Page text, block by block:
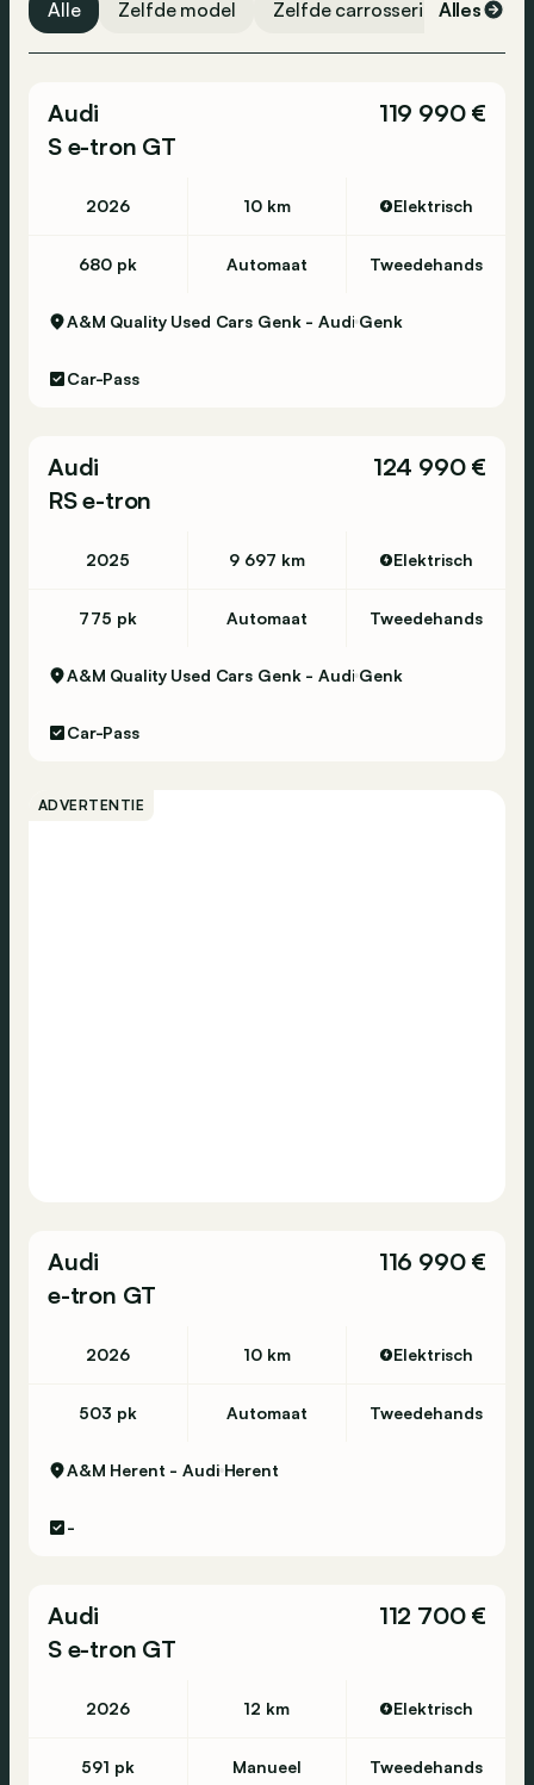
Traction control
Zijdelingse airbag
Alle Zelfde model Zelfde carrosserievorm
Alles
Audi
S e-tron GT
119 990 €
2026 10 km Elektrisch
680 pk Automaat Tweedehands
A&M Quality Used Cars Genk - Audi Genk
Car-Pass
Audi
RS e-tron
124 990 €
2025 9 697 km Elektrisch
775 pk Automaat Tweedehands
A&M Quality Used Cars Genk - Audi Genk
Car-Pass
ADVERTENTIE
Audi
e-tron GT
116 990 €
2026 10 km Elektrisch
503 pk Automaat Tweedehands
A&M Herent - Audi Herent
-
Audi
S e-tron GT
112 700 €
2026 12 km Elektrisch
591 pk Manueel Tweedehands